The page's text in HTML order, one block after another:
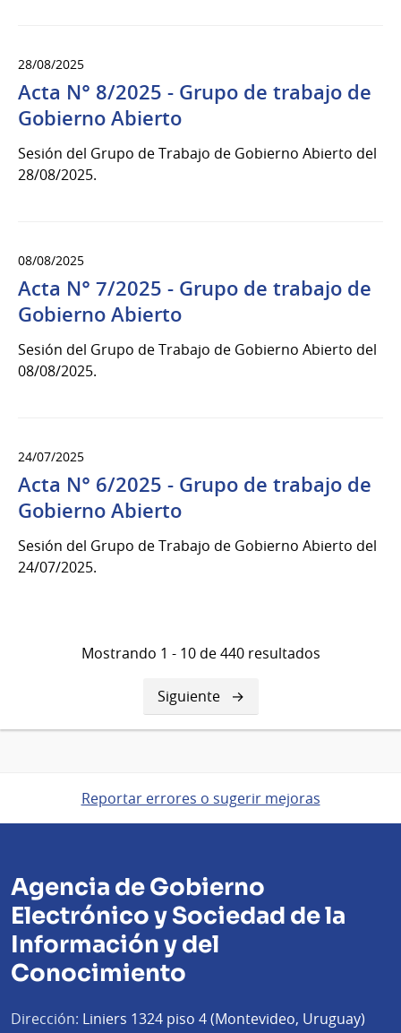
28/08/2025
Acta N° 8/2025 - Grupo de trabajo de
Gobierno Abierto
Sesión del Grupo de Trabajo de Gobierno Abierto del
28/08/2025.
08/08/2025
Acta N° 7/2025 - Grupo de trabajo de
Gobierno Abierto
Sesión del Grupo de Trabajo de Gobierno Abierto del
08/08/2025.
24/07/2025
Acta N° 6/2025 - Grupo de trabajo de
Gobierno Abierto
Sesión del Grupo de Trabajo de Gobierno Abierto del
24/07/2025.
Mostrando 1 - 10 de 440 resultados
Siguiente
página
Siguiente
Reportar errores o sugerir mejoras
Agencia de Gobierno
Electrónico y Sociedad de la
Información y del
Conocimiento
Dirección: Liniers 1324 piso 4 (Montevideo, Uruguay)